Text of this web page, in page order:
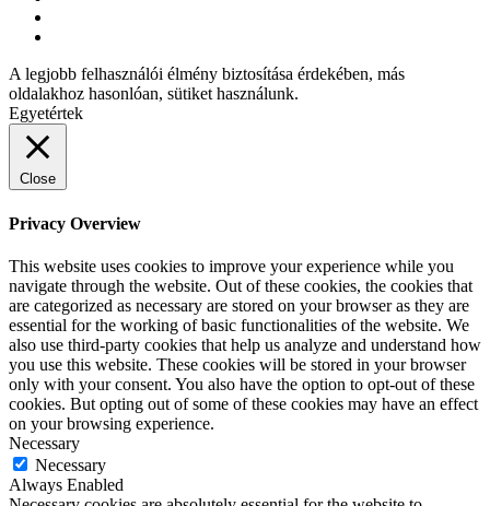
A legjobb felhasználói élmény biztosítása érdekében, más
oldalakhoz hasonlóan, sütiket használunk.
Egyetértek
Close
Privacy Overview
This website uses cookies to improve your experience while you
navigate through the website. Out of these cookies, the cookies that
are categorized as necessary are stored on your browser as they are
essential for the working of basic functionalities of the website. We
also use third-party cookies that help us analyze and understand how
you use this website. These cookies will be stored in your browser
only with your consent. You also have the option to opt-out of these
cookies. But opting out of some of these cookies may have an effect
on your browsing experience.
Necessary
Necessary
Always Enabled